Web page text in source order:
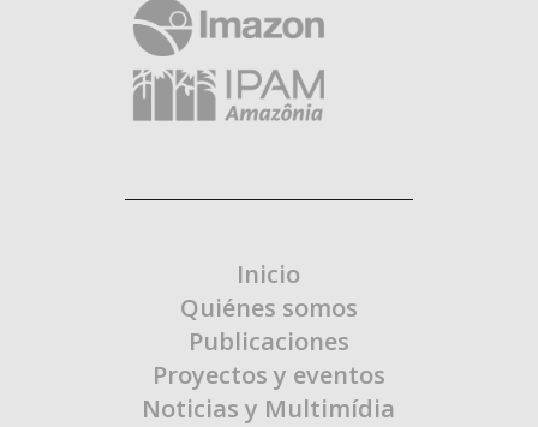
Inicio
Quiénes somos
Publicaciones
Proyectos y eventos
Noticias y Multimídia